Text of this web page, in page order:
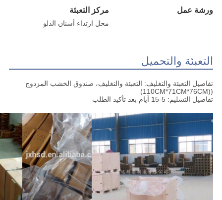
ورشة عمل مركز التعبئة
محل ارتداء أسنان الدلو
التعبئة والتحميل
تفاصيل التعبئة والتغليف: التعبئة والتغليف، صندوق الخشب المزدوج
((110CM*71CM*76CM)
تفاصيل التسليم: 5-15 أيام بعد تأكيد الطلب